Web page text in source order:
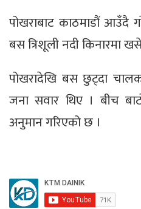
पोखराबाट काठमाडौं
बस त्रिशूली नदी किनारमा
पोखरादेखि बस छुट्दा
जना सवार थिए । बीच
अनुमान गरिएको छ ।